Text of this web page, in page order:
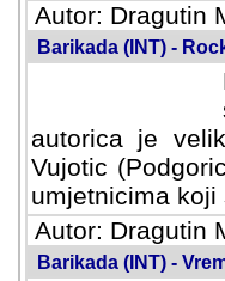
Autor: Dragutin
Barikada (INT) -
autorica je
Vujotic
umjetnicima
Autor: Dragutin
Barikada (INT) -